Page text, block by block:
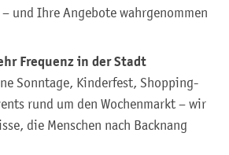
und Ihre Angebote wahrgenommen
Frequenz in der Stadt
Sonntage, Kinderfest, Shopping-
rund um den Wochenmarkt – wir
die Menschen nach Backnang